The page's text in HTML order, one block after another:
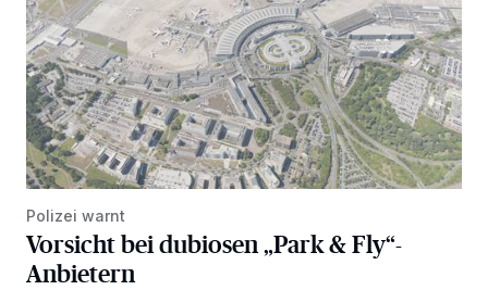
Polizei warnt
Vorsicht bei dubiosen „Park & Fly“-
Anbietern